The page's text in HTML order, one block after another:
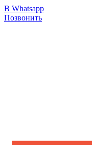
В Whatsapp
Позвонить